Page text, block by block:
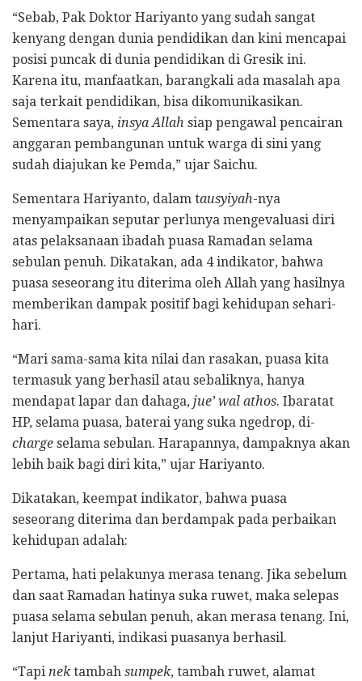
“Sebab, Pak Doktor Hariyanto yang sudah sangat
kenyang dengan dunia pendidikan dan kini mencapai
posisi puncak di dunia pendidikan di Gresik ini.
Karena itu, manfaatkan, barangkali ada masalah apa
saja terkait pendidikan, bisa dikomunikasikan.
Sementara saya, insya Allah siap pengawal pencairan
anggaran pembangunan untuk warga di sini yang
sudah diajukan ke Pemda,” ujar Saichu.
Sementara Hariyanto, dalam tausyiyah-nya
menyampaikan seputar perlunya mengevaluasi diri
atas pelaksanaan ibadah puasa Ramadan selama
sebulan penuh. Dikatakan, ada 4 indikator, bahwa
puasa seseorang itu diterima oleh Allah yang hasilnya
memberikan dampak positif bagi kehidupan sehari-
hari.
“Mari sama-sama kita nilai dan rasakan, puasa kita
termasuk yang berhasil atau sebaliknya, hanya
mendapat lapar dan dahaga, jue’ wal athos. Ibaratat
HP, selama puasa, baterai yang suka ngedrop, di-
charge selama sebulan. Harapannya, dampaknya akan
lebih baik bagi diri kita,” ujar Hariyanto.
Dikatakan, keempat indikator, bahwa puasa
seseorang diterima dan berdampak pada perbaikan
kehidupan adalah:
Pertama, hati pelakunya merasa tenang. Jika sebelum
dan saat Ramadan hatinya suka ruwet, maka selepas
puasa selama sebulan penuh, akan merasa tenang. Ini,
lanjut Hariyanti, indikasi puasanya berhasil.
“Tapi nektambah sumpek, tambah ruwet, alamat